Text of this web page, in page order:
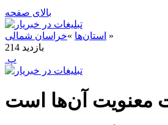
بالای صفحه
استان‌ها »خراسان شمالی
»
214 بازدید
‍ پ
معنویت آن‌ها است